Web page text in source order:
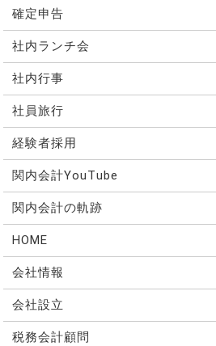
確定申告
社内ランチ会
社内行事
社員旅行
経験者採用
関内会計YouTube
関内会計の軌跡
HOME
会社情報
会社設立
税務会計顧問